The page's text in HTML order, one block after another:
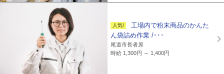
工場内で粉末商品のかんた
ん袋詰め作業 /･･･
尾道市長者原
時給 1,300円 ～ 1,400円